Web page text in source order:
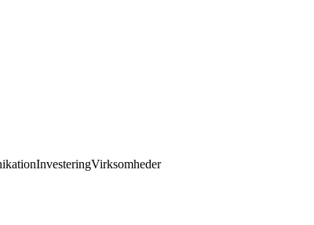
InvesteringVirksomheder